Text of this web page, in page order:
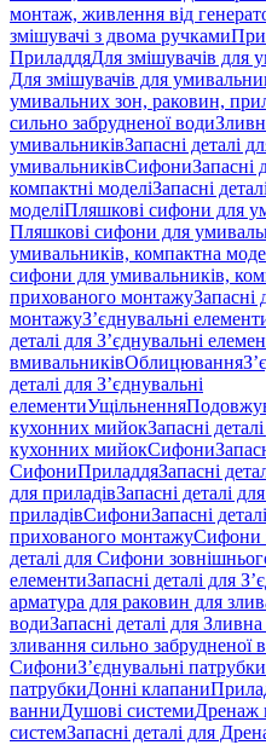
монтаж, живлення від
змішувачі з двома ручками
ПриладдяДля змішувачів для
Для змішувачів для
умивальних зон, раковин,
сильно забрудненої води
умивальниківЗапасні деталі
умивальниківСифониЗапасні
компактні моделіЗапасні
моделіПляшкові сифони для
Пляшкові сифони для
умивальників, компактна
сифони для умивальників,
прихованого монтажуЗапасні
монтажуЗ’єднувальні
деталі для З’єднувальні
вмивальниківОблицювання
деталі для З’єднувальні
елементиУщільнення
кухонних мийокЗапасні
кухонних мийокСифони
СифониПриладдяЗапасні
для приладівЗапасні деталі
приладівСифониЗапасні
прихованого монтажуСифони
деталі для Сифони
елементиЗапасні деталі для
арматура для раковин для
водиЗапасні деталі для
зливання сильно забрудненої
СифониЗ’єднувальні патрубки
патрубкиДонні клапани
ванниДушові системиДренаж
системЗапасні деталі для